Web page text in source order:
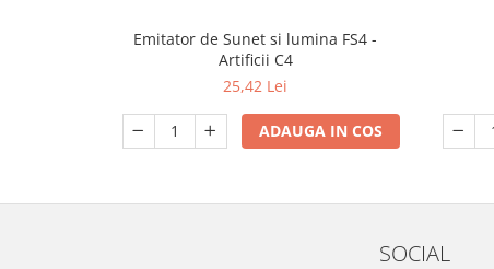
Emitator de Sunet si lumina FS4 -
Artificii C4
25,42 Lei
ADAUGA IN COS
SOCIAL